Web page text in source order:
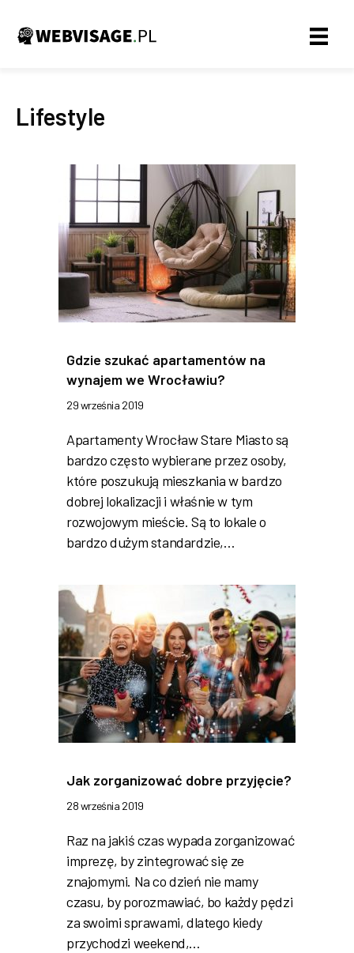
Lifestyle
Gdzie szukać apartamentów na
wynajem we Wrocławiu?
29 września 2019
Apartamenty Wrocław Stare Miasto są
bardzo często wybierane przez osoby,
które poszukują mieszkania w bardzo
dobrej lokalizacji i właśnie w tym
rozwojowym mieście. Są to lokale o
bardzo dużym standardzie,…
Jak zorganizować dobre przyjęcie?
28 września 2019
Raz na jakiś czas wypada zorganizować
imprezę, by zintegrować się ze
znajomymi. Na co dzień nie mamy
czasu, by porozmawiać, bo każdy pędzi
za swoimi sprawami, dlatego kiedy
przychodzi weekend,…